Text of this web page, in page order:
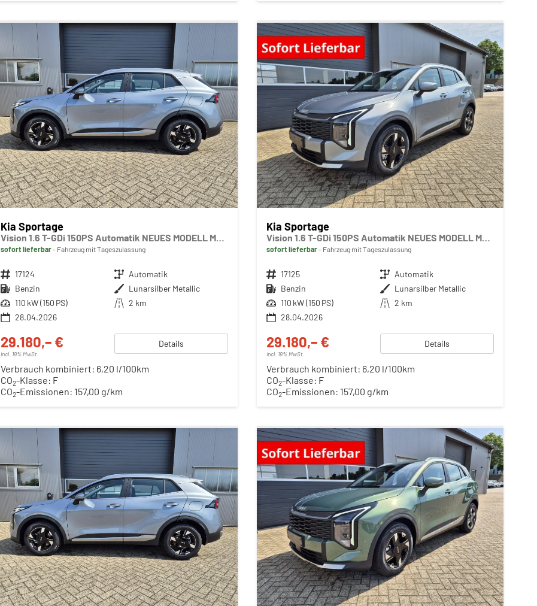
Kia Sportage
Vision 1.6 T-GDi 150PS Automatik NEUES MODELL MY26 FACELIFT Sitzheizung Lenkradheizung Klimaautomatik Navi Bluetooth Touchscreen Apple CarPlay Android Auto PDC v+h 17"LM Rückf.Kamera ACC 2x Keyless
sofort lieferbar Fahrzeug mit Tageszulassung
Fahrzeugnr. 17124 Getriebe Automatik
Kraftstoff Benzin Außenfarbe Lunarsilber Metallic
Leistung 110 kW (150 PS) Kilometerstand 2 km
28.04.2026
29.180,– €
incl. 19% MwSt.
Details
Verbrauch kombiniert: 6,20 l/100km
CO2-Klasse: F
CO2-Emissionen: 157,00 g/km
Kia Sportage
Vision 1.6 T-GDi 150PS Automatik NEUES MODELL MY26 FACELIFT Sitzheizung Lenkradheizung Klimaautomatik Navi Bluetooth Touchscreen Apple CarPlay Android Auto PDC v+h 17"LM Rückf.Kamera ACC 2x Keyless
sofort lieferbar Fahrzeug mit Tageszulassung
Fahrzeugnr. 17125 Getriebe Automatik
Kraftstoff Benzin Außenfarbe Lunarsilber Metallic
Leistung 110 kW (150 PS) Kilometerstand 2 km
28.04.2026
29.180,– €
incl. 19% MwSt.
Details
Verbrauch kombiniert: 6,20 l/100km
CO2-Klasse: F
CO2-Emissionen: 157,00 g/km